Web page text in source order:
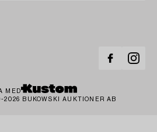
MED
2026 BUKOWSKI AUKTIONER AB